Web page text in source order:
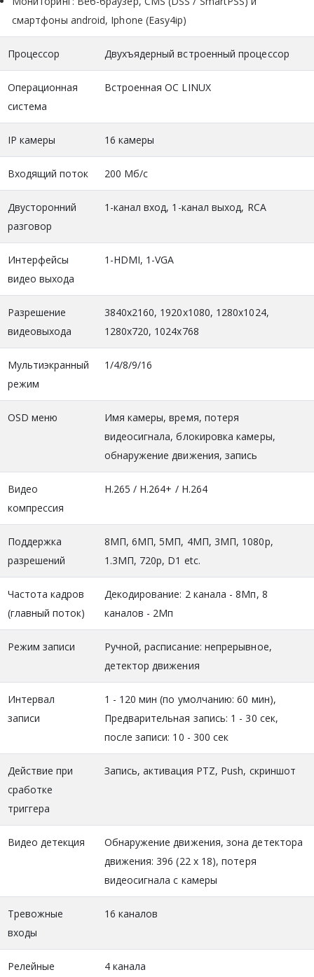
смартфоны android, Iphone (Easy4ip)
Процессор Двухъядерный встроенный процессор
Операционная
система
Встроенная ОС LINUX
IP камеры 16 камеры
Входящий поток 200 Мб/с
Двусторонний
разговор
1-канал вход, 1-канал выход, RCA
Интерфейсы
видео выхода
1-HDMI, 1-VGA
Разрешение
видеовыхода
3840x2160, 1920х1080, 1280х1024,
1280х720, 1024х768
Мультиэкранный
режим
1/4/8/9/16
OSD меню
Имя камеры, время, потеря
видеосигнала, блокировка камеры,
обнаружение движения, запись
Видео
компрессия
H.265 / H.264+ / H.264
Поддержка
разрешений
8МП, 6МП, 5МП, 4МП, 3МП, 1080p,
1.3МП, 720p, D1 etc.
Частота кадров
(главный поток)
Декодирование: 2 канала - 8Мп, 8
каналов - 2Мп
Режим записи
Ручной, расписание: непрерывное,
детектор движения
Интервал
записи
1 - 120 мин (по умолчанию: 60 мин),
Предварительная запись: 1 - 30 сек,
после записи: 10 - 300 сек
Действие при
сработке
триггера
Запись, активация PTZ, Push, скриншот
Видео детекция
Обнаружение движения, зона детектора
движения: 396 (22 х 18), потеря
видеосигнала c камеры
Тревожные
входы
16 каналов
Релейные
4 канала